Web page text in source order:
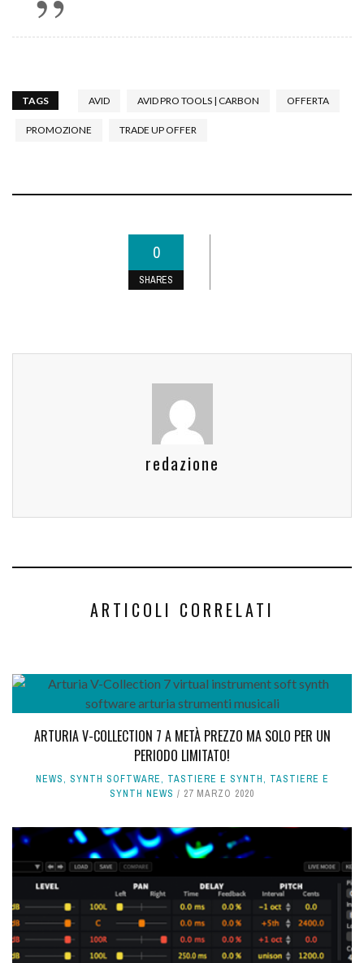
TAGS AVID AVID PRO TOOLS | CARBON OFFERTA
PROMOZIONE TRADE UP OFFER
0
SHARES
redazione
ARTICOLI CORRELATI
ARTURIA V-COLLECTION 7 A METÀ PREZZO MA SOLO PER UN
PERIODO LIMITATO!
NEWS, SYNTH SOFTWARE, TASTIERE E SYNTH, TASTIERE E
SYNTH NEWS
27 MARZO 2020